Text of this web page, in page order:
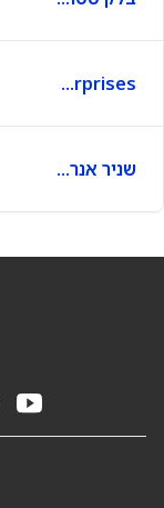
Icahn Enterprises
שניר אנרג'י פרטנרס